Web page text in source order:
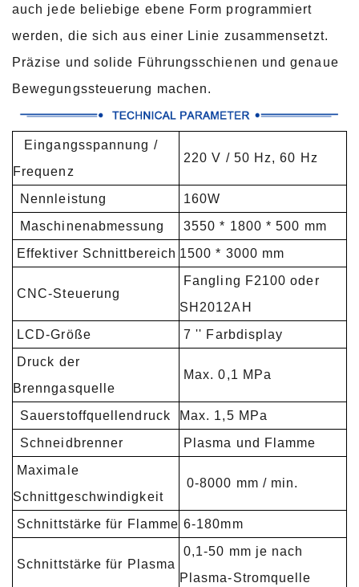
auch jede beliebige ebene Form programmiert
werden, die sich aus einer Linie zusammensetzt.
Präzise und solide Führungsschienen und genaue
Bewegungssteuerung machen.
Eingangsspannung /
Frequenz
220 V / 50 Hz, 60 Hz
Nennleistung
160W
Maschinenabmessung
3550 * 1800 * 500 mm
Effektiver Schnittbereich 1500 * 3000 mm
CNC-Steuerung
Fangling F2100 oder
SH2012AH
LCD-Größe
7 '' Farbdisplay
Druck der
Brenngasquelle
Max. 0,1 MPa
Sauerstoffquellendruck
Max. 1,5 MPa
Schneidbrenner
Plasma und Flamme
Maximale
Schnittgeschwindigkeit
0-8000 mm / min.
Schnittstärke für Flamme 6-180mm
Schnittstärke für Plasma
0,1-50 mm je nach
Plasma-Stromquelle